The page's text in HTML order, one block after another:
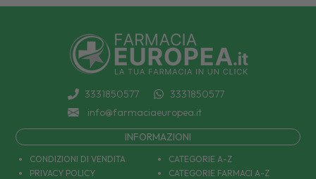
3331850577
3331850577
info@farmaciaeuropea.it
INFORMAZIONI
CONDIZIONI DI VENDITA
PRIVACY POLICY
CATEGORIE A-Z
CATEGORIE FARMACI A-Z